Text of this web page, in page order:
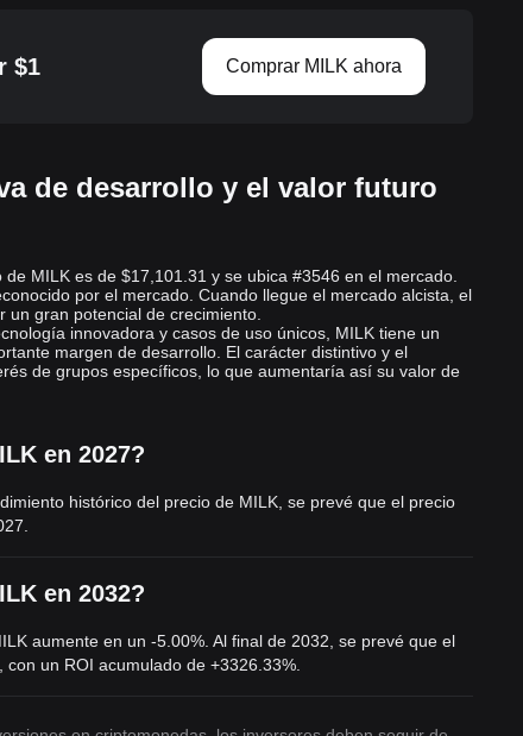
detalles del usuario no se revelan, proporcionando a
nivel de anonimato.
: Una vez que una transacción se ha grabado en la
ciertamente han dejado su huella en la historia
del mundo, y continuarán desempeñando
en el futuro de las finanzas. A medida que
así lo hacen y lo harán las criptomonedas.
$1 Comprar MILK ahora
de desarrollo y el valor futuro
MILK es de $17,101.31 y se ubica #3546 en el mercado.
por el mercado. Cuando llegue el mercado alcista, el
gran potencial de crecimiento.
innovadora y casos de uso únicos, MILK tiene un
margen de desarrollo. El carácter distintivo y el
de grupos específicos, lo que aumentaría así su valor de
en 2027?
histórico del precio de MILK, se prevé que el precio
en 2032?
aumente en un -5.00%. Al final de 2032, se prevé que el
, con un ROI acumulado de +3326.33%.